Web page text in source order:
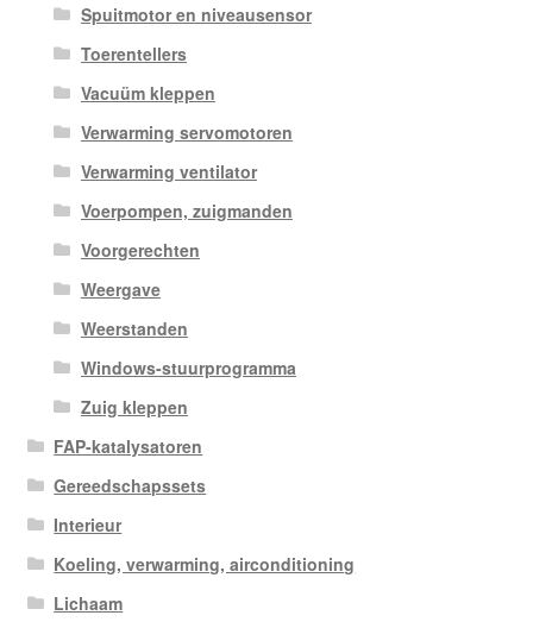
Spuitmotor en niveausensor
Toerentellers
Vacuüm kleppen
Verwarming servomotoren
Verwarming ventilator
Voerpompen, zuigmanden
Voorgerechten
Weergave
Weerstanden
Windows-stuurprogramma
Zuig kleppen
FAP-katalysatoren
Gereedschapssets
Interieur
Koeling, verwarming, airconditioning
Lichaam